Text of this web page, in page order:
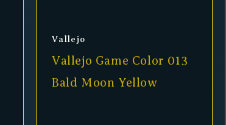
Anbieter:
Vallejo
Vallejo Game Color 013
Bald Moon Yellow